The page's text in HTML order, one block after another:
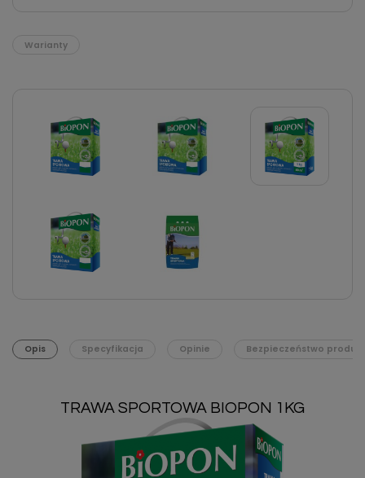
Warianty
Opis Specyfikacja Opinie Bezpieczeństwo
TRAWA SPORTOWA BIOPON 1KG